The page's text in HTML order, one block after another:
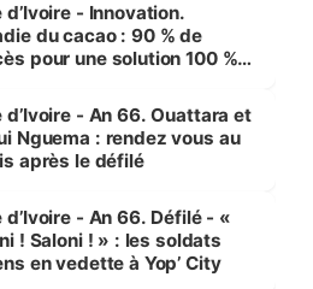
d’Ivoire - Innovation.
du cacao : 90 % de
pour une solution 100 %
d’Ivoire - An 66. Ouattara et
Nguema : rendez vous au
après le défilé
d’Ivoire - An 66. Défilé - «
! Saloni ! » : les soldats
en vedette à Yop’ City